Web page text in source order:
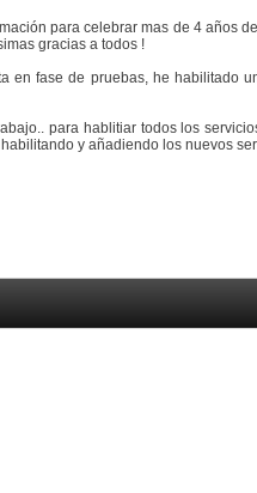
para celebrar mas de 4 años
gracias a todos !
en fase de pruebas, he habilitado
para hablitiar todos los
y añadiendo los nuevos